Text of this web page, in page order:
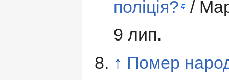
поліція?
/
9 лип.
↑ Помер